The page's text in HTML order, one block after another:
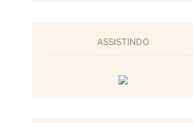
ASSISTINDO